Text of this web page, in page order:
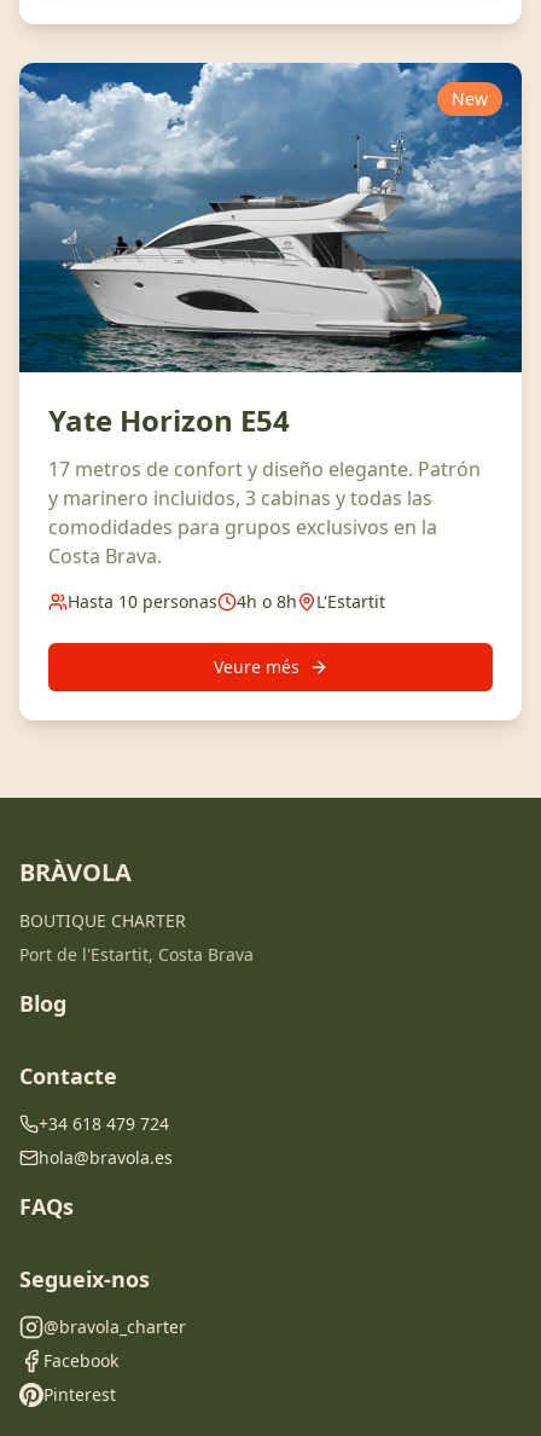
New
Yate Horizon E54
17 metros de confort y diseño elegante. Patrón
y marinero incluidos, 3 cabinas y todas las
comodidades para grupos exclusivos en la
Costa Brava.
Hasta 10 personas 4h o 8h L'Estartit
Veure més
BRÀVOLA
BOUTIQUE CHARTER
Port de l'Estartit, Costa Brava
Blog
Contacte
+34 618 479 724
hola@bravola.es
FAQs
Segueix-nos
@bravola_charter
Facebook
Pinterest